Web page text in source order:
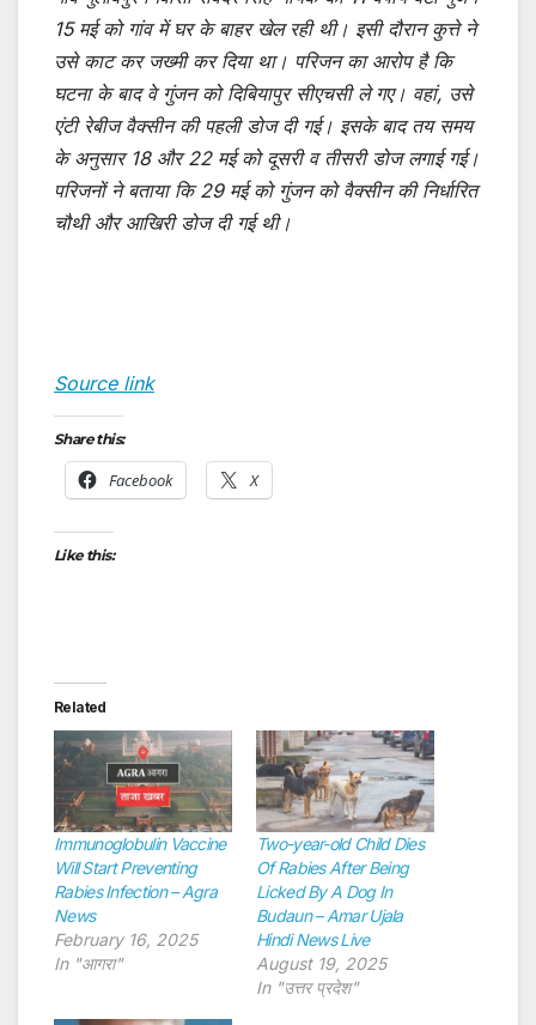
15 मई को गांव में घर के बाहर खेल रही थी। इसी दौरान कुत्ते ने
उसे काट कर जख्मी कर दिया था। परिजन का आरोप है कि
घटना के बाद वे गुंजन को दिबियापुर सीएचसी ले गए। वहां, उसे
एंटी रेबीज वैक्सीन की पहली डोज दी गई। इसके बाद तय समय
के अनुसार 18 और 22 मई को दूसरी व तीसरी डोज लगाई गई।
परिजनों ने बताया कि 29 मई को गुंजन को वैक्सीन की निर्धारित
चौथी और आखिरी डोज दी गई थी।
Source link
Share this:
Facebook X
Like this:
Related
Immunoglobulin Vaccine
Will Start Preventing
Rabies Infection – Agra
News
February 16, 2025
In "आगरा"
Two-year-old Child Dies
Of Rabies After Being
Licked By A Dog In
Budaun – Amar Ujala
Hindi News Live
August 19, 2025
In "उत्तर प्रदेश"